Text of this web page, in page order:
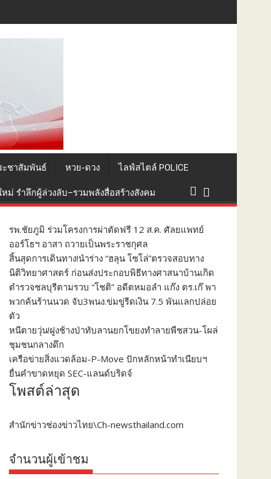
งประกอบพิธีทางศาสนาบ้านเกิด
ะชาสัมพันธ์ หวย-ดวง ไลฟ์สไตล์ POLICE
รำลึกผู้ล่วงลับ–รวมพลังสื่อสร้างสังคม
รพ.ชัยภูมิ ร่วมโครงการผ่าตัดฟรี 12 ส.ค. ศัลยแพทย์
ออร์โธฯ อาสา ถวายเป็นพระราชกุศล
สิ้นสุดการเดินทาง!นำร่าง “ฮลุน โซโล่”ตรวจสอบทาง
นิติวิทยาศาสตร์ ก่อนส่งประกอบพิธีทางศาสนาบ้านเกิด
ตำรวจชลบุรีตามรวบ “โชติ” อดีตหมอลำ แก๊ง ตร.เก๊ พา
พวกค้นร้านนวด จับ3พนง.ข่มขู่รีดเงิน 7.5 พันแลกปล่อย
ตัว
หนีตายวุ่น!ฝูงช้างป่าทับลานยกโขยงทำลายพืชสวน-โผล่
ชุมชนกลางดึก
เครือข่ายสิ่งแวดล้อม-P-Move ปักหลักหน้าทำเนียบฯ
ยื่นคำขาดหยุด SEC-แลนด์บริดจ์
โพสต์ล่าสุด
สำนักข่าวช่องข่าวไทย\Ch-newsthailand.com
จำนวนผู้เข้าชม